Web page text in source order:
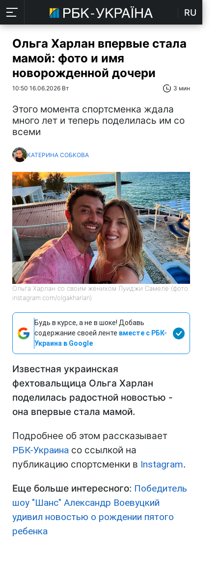
RU
Ольга Харлан впервые стала
мамой: фото и имя
новорожденной дочери
10:50 16.06.2026 Вт 3 мин
Этого момента спортсменка ждала
много лет и теперь поделилась им со
всеми
КАТЕРИНА СОБКОВА
Ольга Харлан со своим женихом Луиджи Самеле (фото:
instagram.com/olgakharlan)
Будь в курсе, а не в шоке! Добавь
содержание своей ленте вместе с РБК-
Украина в Google
Известная украинская
фехтовальщица Ольга Харлан
поделилась радостной новостью -
она впервые стала мамой.
Подробнее об этом рассказывает
РБК-Украина со ссылкой на
публикацию спортсменки в Instagram.
Еще больше интересного: Победитель
шоу "Шанс" Александр Воевуцкий
удивил новостью о рождении пятого
ребенка